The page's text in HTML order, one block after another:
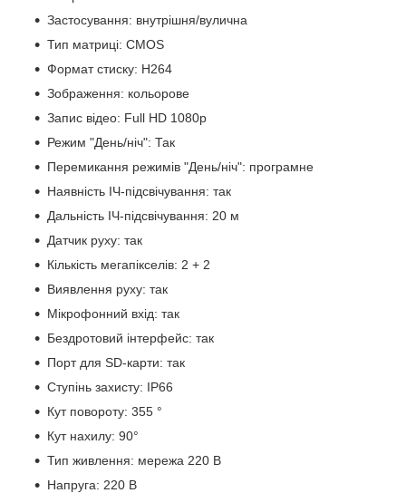
Застосування: внутрішня/вулична
Тип матриці: CMOS
Формат стиску: H264
Зображення: кольорове
Запис відео: Full HD 1080p
Режим "День/ніч": Так
Перемикання режимів "День/ніч": програмне
Наявність ІЧ-підсвічування: так
Дальність ІЧ-підсвічування: 20 м
Датчик руху: так
Кількість мегапікселів: 2 + 2
Виявлення руху: так
Мікрофонний вхід: так
Бездротовий інтерфейс: так
Порт для SD-карти: так
Ступінь захисту: IP66
Кут повороту: 355 °
Кут нахилу: 90°
Тип живлення: мережа 220 В
Напруга: 220 В